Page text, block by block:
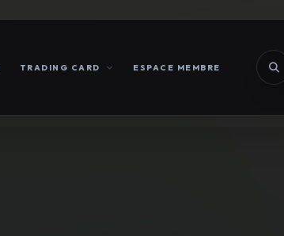
TRADING CARD ESPACE MEMBRE